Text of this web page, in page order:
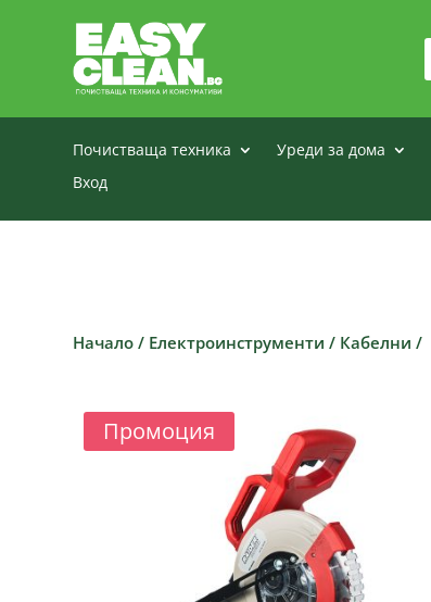
Почистваща техника Уреди за дома
Вход
Начало / Електроинструменти / Кабелни /
Промоция